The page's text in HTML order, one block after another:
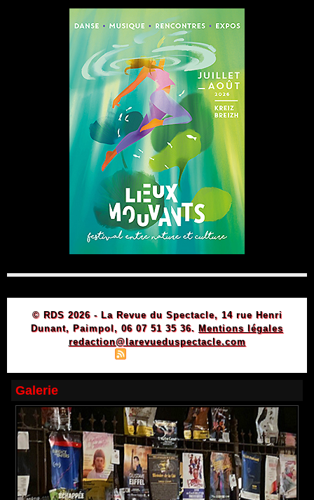
© RDS 2026 - La Revue du Spectacle, 14 rue Henri
Dunant, Paimpol, 06 07 51 35 36. Mentions légales
redaction@larevueduspectacle.com
Galerie